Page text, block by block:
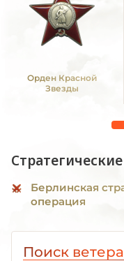
Орден Красной
Звезды
Берлинская
операция
Поиск